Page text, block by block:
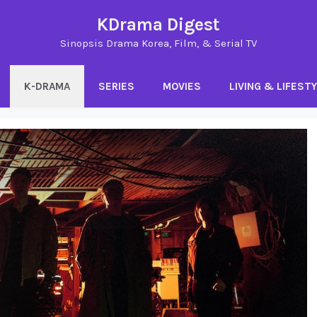
KDrama Digest
Sinopsis Drama Korea, Film, & Serial TV
K-DRAMA SERIES MOVIES LIVING &